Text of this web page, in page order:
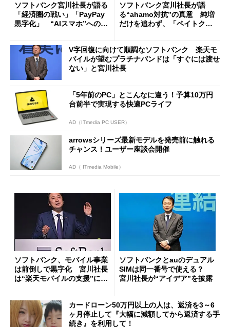
ソフトバンク宮川社長が語る
「経済圏の戦い」「PayPay
黒字化」 “AIスマホ”への思
ソフトバンク宮川社長が語
る“ahamo対抗”の真意 純増
だけを追わず、「ペイトク」
V字回復に向けて順調なソフトバンク 楽天モ
バイルが望むプラチナバンドは「すぐには渡せ
ない」と宮川社長
「5年前のPC」とこんなに違う！予算10万円
台前半で実現する快適PCライフ
AD（ITmedia PC USER）
arrowsシリーズ最新モデルを発売前に触れる
チャンス！ユーザー座談会開催
AD（ ITmedia Mobile）
ソフトバンク、モバイル事業
は前倒しで黒字化 宮川社長
は“楽天モバイルの支援”にも
ソフトバンクとauのデュアル
SIMは同一番号で使える？
宮川社長が“アイデア”を披露
カードローン50万円以上の人は、返済を3～6
ヶ月停止して『大幅に減額してから返済する手
続き』を利用して！